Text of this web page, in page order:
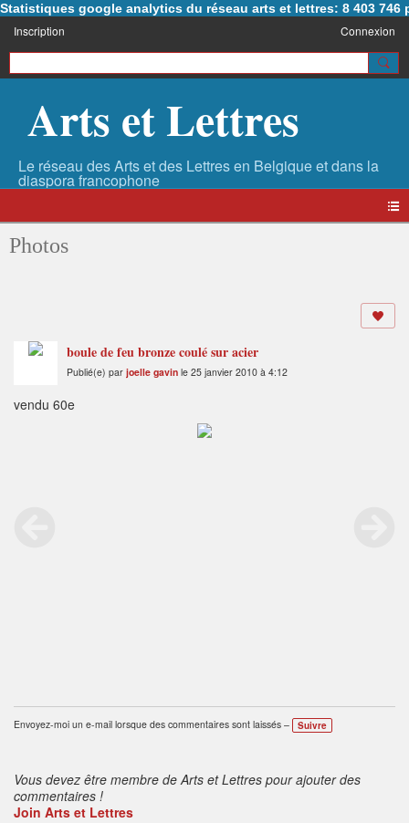
Statistiques google analytics du réseau arts et lettres: 8 403 746
Inscription Connexion
Arts et Lettres
Photos
boule de feu bronze coulé sur acier
Publié(e) par joelle gavin le 25 janvier 2010 à 4:12
vendu 60e
Envoyez-moi un e-mail lorsque des commentaires sont laissés – Suivre
Vous devez être membre de Arts et Lettres pour ajouter des
commentaires !
Join Arts et Lettres